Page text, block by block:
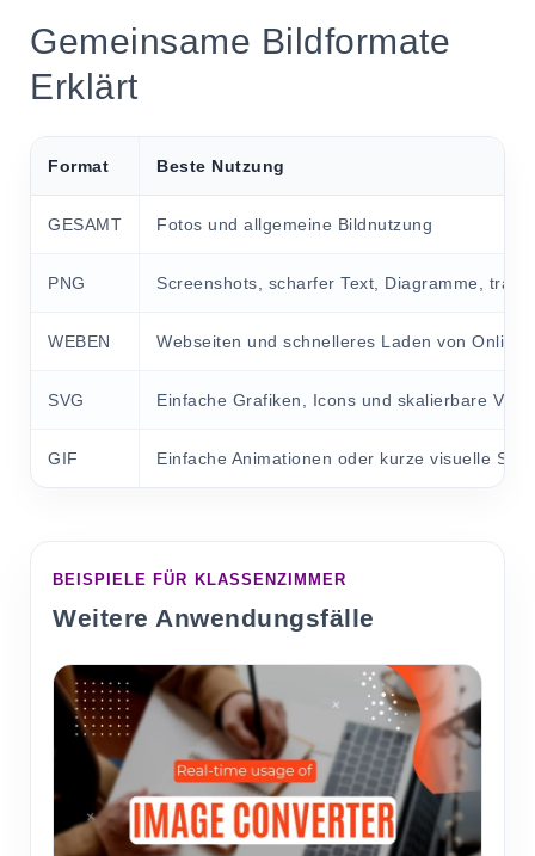
Gemeinsame Bildformate
Erklärt
Format Beste Nutzung
GESAMT Fotos und allgemeine Bildnutzung
PNG Screenshots, scharfer Text, Diagramme,
WEBEN Webseiten und schnelleres Laden von Online-
SVG Einfache Grafiken, Icons und skalierbare
GIF Einfache Animationen oder kurze visuelle
BEISPIELE FÜR KLASSENZIMMER
Weitere Anwendungsfälle